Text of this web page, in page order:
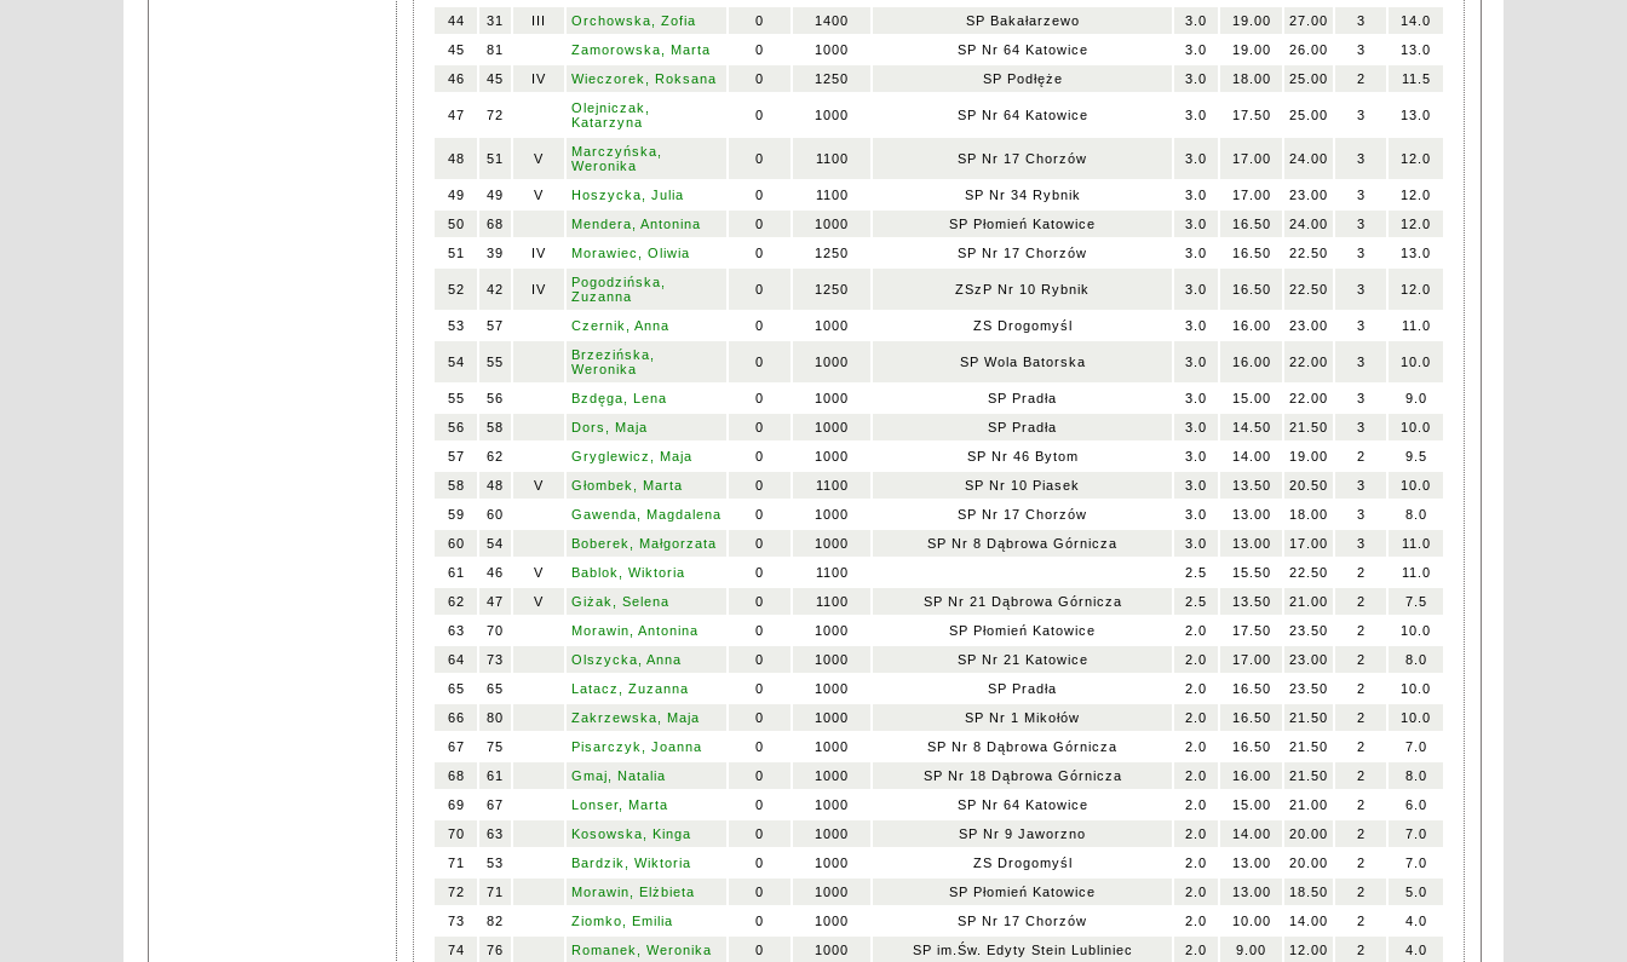
44 31 III Orchowska, Zofia 0 1400 SP Bakałarzewo 3.0 19.00 27.00 3
14.0
45
81 Zamorowska, Marta 0 1000 SP Nr 64 Katowice 3.0 19.00 26.00 3
13.0
46
45 IV Wieczorek, Roksana 0 1250 SP Podłęże 3.0 18.00 25.00 2 11.5
47 72
Olejniczak,
Katarzyna
0 1000 SP Nr 64 Katowice 3.0 17.50 25.00 3 13.0
48 51 V
Marczyńska,
Weronika
0 1100 SP Nr 17 Chorzów 3.0 17.00 24.00 3 12.0
49 49 V Hoszycka, Julia 0 1100 SP Nr 34 Rybnik 3.0 17.00 23.00 3
12.0
50
68 Mendera, Antonina 0 1000 SP Płomień Katowice 3.0 16.50 24.00 3
12.0
51
39 IV Morawiec, Oliwia 0 1250 SP Nr 17 Chorzów 3.0 16.50 22.50 3 13.0
52 42 IV
Pogodzińska,
Zuzanna
0 1250 ZSzP Nr 10 Rybnik 3.0 16.50 22.50 3 12.0
53 57 Czernik, Anna 0 1000 ZS Drogomyśl 3.0 16.00 23.00 3 11.0
54 55
Brzezińska,
Weronika
0 1000 SP Wola Batorska 3.0 16.00 22.00 3 10.0
55 56 Bzdęga, Lena 0 1000 SP Pradła 3.0 15.00 22.00 3
9.0
56
58 Dors, Maja 0 1000 SP Pradła 3.0 14.50 21.50 3
10.0
57
62 Gryglewicz, Maja 0 1000 SP Nr 46 Bytom 3.0 14.00 19.00 2
9.5
58
48 V Głombek, Marta 0 1100 SP Nr 10 Piasek 3.0 13.50 20.50 3
10.0
59
60 Gawenda, Magdalena 0 1000 SP Nr 17 Chorzów 3.0 13.00 18.00 3
8.0
60
54 Boberek, Małgorzata 0 1000 SP Nr 8 Dąbrowa Górnicza 3.0 13.00 17.00 3
11.0
61
46 V Bablok, Wiktoria 0 1100 2.5 15.50 22.50 2
11.0
62
47 V Giżak, Selena 0 1100 SP Nr 21 Dąbrowa Górnicza 2.5 13.50 21.00 2
7.5
63
70 Morawin, Antonina 0 1000 SP Płomień Katowice 2.0 17.50 23.50 2
10.0
64
73 Olszycka, Anna 0 1000 SP Nr 21 Katowice 2.0 17.00 23.00 2
8.0
65
65 Latacz, Zuzanna 0 1000 SP Pradła 2.0 16.50 23.50 2
10.0
66
80 Zakrzewska, Maja 0 1000 SP Nr 1 Mikołów 2.0 16.50 21.50 2
10.0
67
75 Pisarczyk, Joanna 0 1000 SP Nr 8 Dąbrowa Górnicza 2.0 16.50 21.50 2
7.0
68
61 Gmaj, Natalia 0 1000 SP Nr 18 Dąbrowa Górnicza 2.0 16.00 21.50 2
8.0
69
67 Lonser, Marta 0 1000 SP Nr 64 Katowice 2.0 15.00 21.00 2
6.0
70
63 Kosowska, Kinga 0 1000 SP Nr 9 Jaworzno 2.0 14.00 20.00 2
7.0
71
53 Bardzik, Wiktoria 0 1000 ZS Drogomyśl 2.0 13.00 20.00 2
7.0
72
71 Morawin, Elżbieta 0 1000 SP Płomień Katowice 2.0 13.00 18.50 2
5.0
73
82 Ziomko, Emilia 0 1000 SP Nr 17 Chorzów 2.0 10.00 14.00 2
4.0
74
76 Romanek, Weronika 0 1000 SP im.Św. Edyty Stein Lubliniec 2.0 9.00 12.00 2 4.0